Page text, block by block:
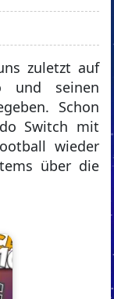
zuletzt auf
und seinen
Schon
Switch mit
wieder
über die